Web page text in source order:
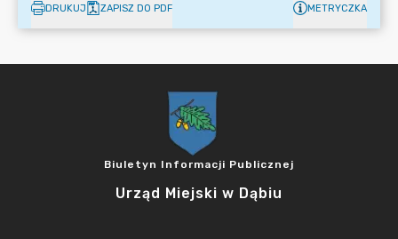
DRUKUJ ZAPISZ DO PDF METRYCZKA
Biuletyn Informacji Publicznej
Urząd Miejski w Dąbiu